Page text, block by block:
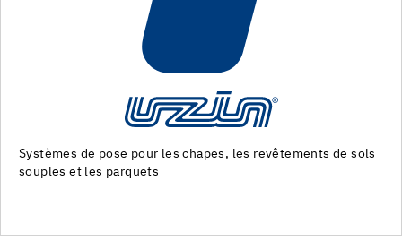
de sols
Machines et outils pour la preparation du
des revêtements de sol